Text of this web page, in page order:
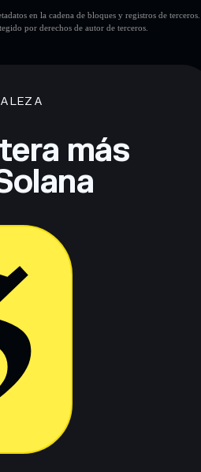
en la cadena de bloques y registros de
por derechos de autor de terceros.
más